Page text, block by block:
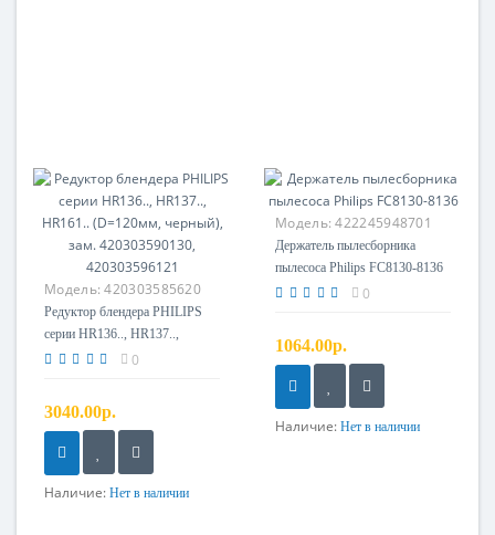
Модель:420303585620
Редуктор блендера PHILIPS
серии HR136.., HR137..,
HR161.. (D=120мм, черный),
0
3040.00р.
Наличие: Нет в наличии
Модель:422245948701
Держатель пылесборника
пылесоса Philips FC8130-8136
0
1064.00р.
Наличие: Нет в наличии